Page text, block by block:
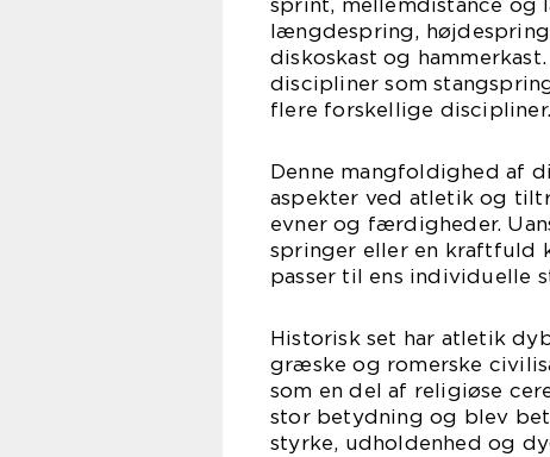
sprint, mellemdistance og
længdespring,
diskoskast og
discipliner som
flere forskellige discipliner.
Denne mangfoldighed af
aspekter ved atletik og
evner og færdigheder.
springer eller en kraftfuld
passer til ens individuelle
Historisk set har atletik
græske og romerske
som en del af religiøse
stor betydning og blev
styrke, udholdenhed og